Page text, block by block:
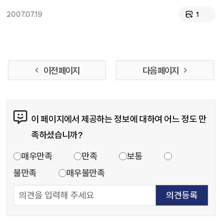
2007.07.19 1
이전 페이지 다음 페이지
이 페이지에서 제공하는 정보에 대하여 어느 정도 만
족하셨습니까?
매우만족 만족
보통
불만족
매우불만족